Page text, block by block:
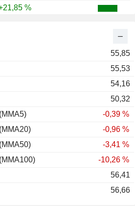
55,85
55,53
54,16
50,32
-0,39 %
-0,96 %
-3,41 %
-10,26 %
56,41
56,66
%
+13,32 %
-51,28 %
%
+88,65 %